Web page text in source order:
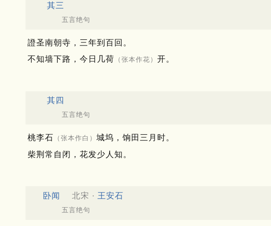
其三
五言绝句
證圣南朝寺，三年到百回。
不知墙下路，今日几荷 （张本作花） 开。
其四
五言绝句
桃李石 （张本作白） 城坞，饷田三月时。
柴荆常自闭，花发少人知。
卧闻 北宋 · 王安石
五言绝句